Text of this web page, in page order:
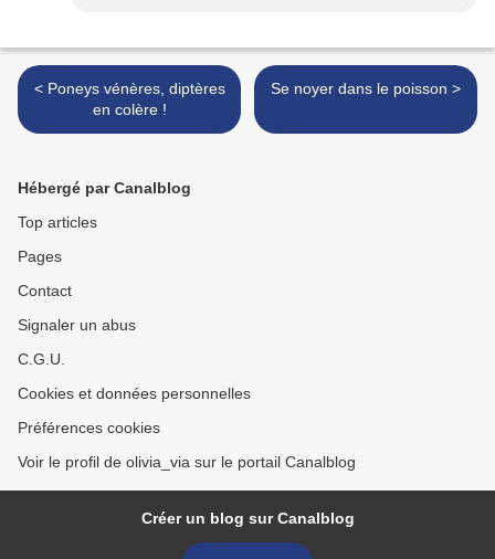
< Poneys vénères, diptères
en colère !
Se noyer dans le poisson >
Hébergé par Canalblog
Top articles
Pages
Contact
Signaler un abus
C.G.U.
Cookies et données personnelles
Préférences cookies
Voir le profil de olivia_via sur le portail Canalblog
Créer un blog sur Canalblog